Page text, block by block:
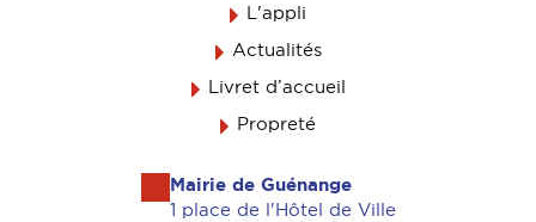
L'appli
Actualités
Livret d’accueil
Propreté
Mairie de Guénange
1 place de l'Hôtel de Ville